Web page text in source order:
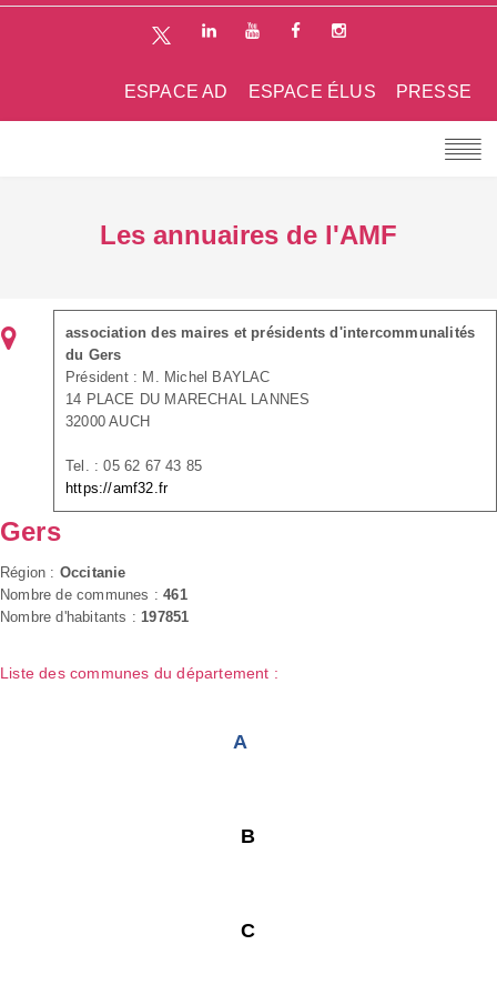
PRESSE
ESPACE ÉLUS
ESPACE AD
Les annuaires de l'AMF
association des maires et présidents d'intercommunalités
du Gers
Président : M. Michel BAYLAC
14 PLACE DU MARECHAL LANNES
32000 AUCH
Tel. : 05 62 67 43 85
https://amf32.fr
Gers
Région : Occitanie
Nombre de communes :461
Nombre d'habitants : 197851
Liste des communes du département :
A
B
C